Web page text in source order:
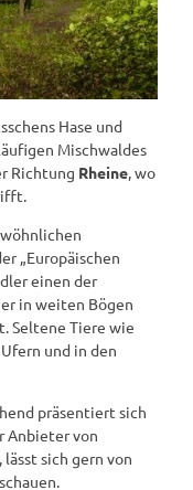
Hase und
Mischwaldes
Richtung Rheine, wo
„Europäischen
einen der
in weiten Bögen
Seltene Tiere wie
und in den
präsentiert sich
Anbieter von
sich gern von